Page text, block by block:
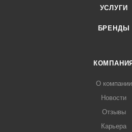
УСЛУГИ
БРЕНДЫ
КОМПАНИЯ
О компании
Новости
Отзывы
Карьера